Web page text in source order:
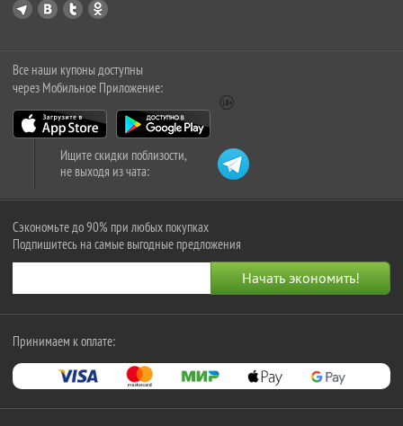
Все наши купоны доступны
через Мобильное Приложение:
Ищите скидки поблизости,
не выходя из чата:
Сэкономьте до 90% при любых покупках
Подпишитесь на самые выгодные предложения
Принимаем к оплате: